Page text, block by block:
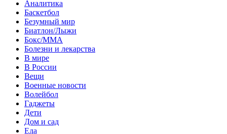
Аналитика
Баскетбол
Безумный мир
Биатлон/Лыжи
Бокс/MMA
Болезни и лекарства
В мире
В России
Вещи
Военные новости
Волейбол
Гаджеты
Дети
Дом и сад
Еда